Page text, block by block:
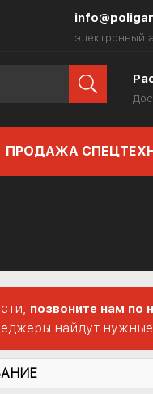
электронный
ПРОДАЖА
позвоните нам по
найдут нужные